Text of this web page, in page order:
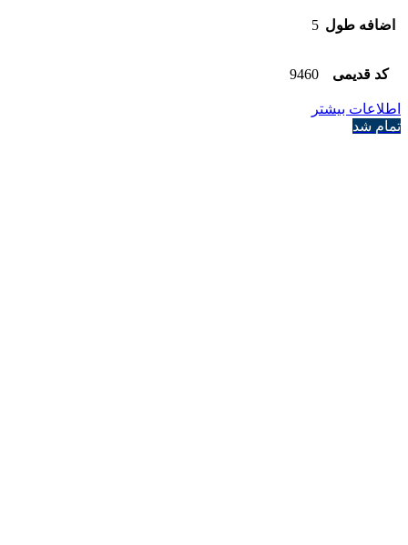
اضافه طول 5
کد قدیمی 9460
اطلاعات بیشتر
تمام شد